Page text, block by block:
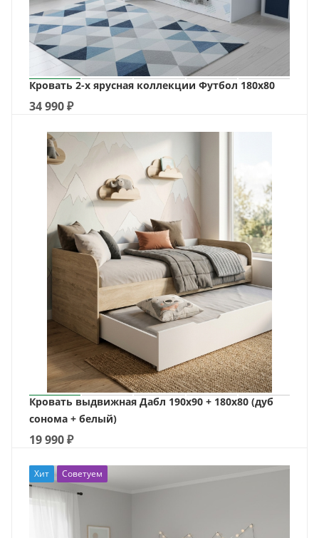
Кровать 2-х ярусная коллекции Футбол 180х80
34 990₽
Кровать выдвижная Дабл 190х90 + 180х80 (дуб
сонома + белый)
19 990₽
Хит Советуем